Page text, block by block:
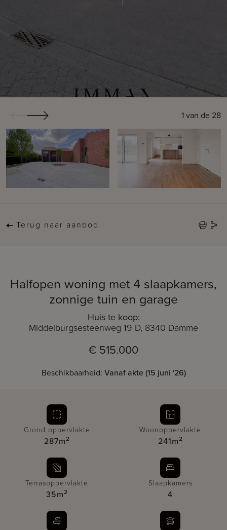
1 van de 28
Terug naar aanbod
Halfopen woning met 4 slaapkamers,
zonnige tuin en garage
Huis te koop:
Middelburgsesteenweg 19 D, 8340 Damme
€ 515.000
Beschikbaarheid: Vanaf akte (15 juni '26)
Grond oppervlakte
287m2
Woonoppervlakte
241m2
Terrasoppervlakte
35m2
Slaapkamers
4